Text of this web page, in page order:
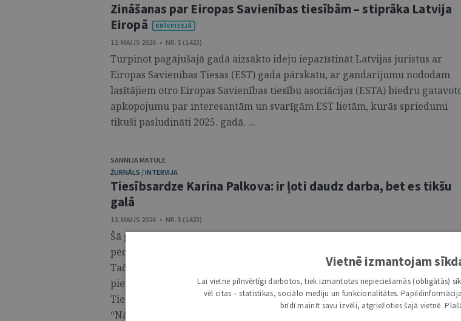
Zināšanas par Eiropas Savienības tiesībām – stiprāka Latvija
Eiropā
12. MAIJS 2026 • NR. 5 (1423)
Turpinot pagājušajā gadā aizsākto ideju iepazīstināt Latvijas juristus ar
Eiropas Savienības Tiesas (EST) gada pārskatu, ar gandarījumu nododam
lasītājiem otro Eiropas Savienības tiesību asociācijas (ESTA) biedru
apkopojumu par interesantām un svarīgām EST lietām, kurās spriedumi
tikuši pasludināti 2025. gadā. ...
SANNIJA MATULE
ŽURNĀLS / INTERVIJA
Tiesībsardze Karina Palkova: ir ļoti daudz darba, bet es tikšu
galā
12. MAIJS 2026 • NR. 5 (1423)
Šā gada pavasarī, noslēdzot trešo pilnvaru termiņu tiesībsarga amatā, savu
pēdējo ziņojumu Saeimai un Valsts prezidentam būtu sniedzis Juris Jansons.
Taču viņš amatu atstāja ātrāk, un kopš 2025. gada 18. septembra šie
pienākumi ir uzticēti Karinai Palkovai. Tādēļ šopavasar ziņojums par
Tiesībsarga biroja darbu aizvadītajā gadā nu jau ir viņas pārziņā.
“Nākamgad to veidošu pilnīgi citādu, taču šoreiz vēl daļēji paliku pie Jansona
Vietnē izmantojam
Lai vietne pilnvērtīgi darbotos, tiek izmantotas nepieciešamās (obligātās)
vēl citas – statistikas, sociālo mediju un funkcionalitātes.
brīdī mainīt savu izvēli, atgriežoties šajā vietnē.